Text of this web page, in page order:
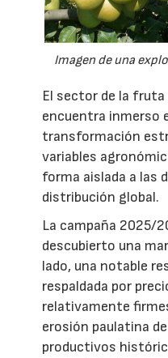
Imagen de una
El sector de la fruta
encuentra inmerso
transformación
variables
forma aislada a las
distribución global.
La campaña 2025/
descubierto una
lado, una notable
respaldada por
relativamente
erosión paulatina
productivos